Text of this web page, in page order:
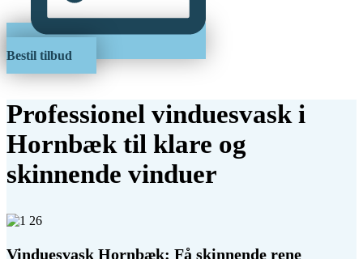
Bestil tilbud
Professionel vinduesvask i
Hornbæk til klare og
skinnende vinduer
Vinduesvask Hornbæk: Få skinnende rene